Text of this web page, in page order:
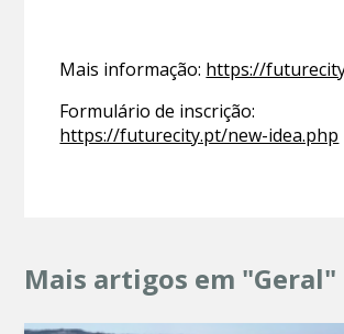
Mais informação: https://
Formulário de inscrição:
https://futurecity.pt/new-idea.php
Mais artigos em "Geral"